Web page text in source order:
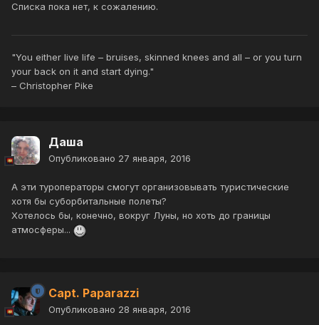
Списка пока нет, к сожалению.
"You either live life – bruises, skinned knees and all – or you turn
your back on it and start dying."
– Christopher Pike
Даша
Опубликовано 27 января, 2016
А эти туроператоры смогут организовывать туристические
хотя бы суборбитальные полеты?
Хотелось бы, конечно, вокруг Луны, но хоть до границы
атмосферы...
Capt. Paparazzi
Опубликовано 28 января, 2016